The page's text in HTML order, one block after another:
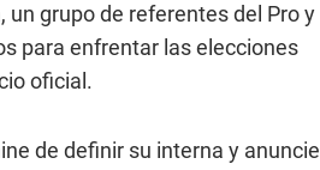
grupo de referentes del Pro y
para enfrentar las elecciones
oficial.
de definir su interna y anuncie